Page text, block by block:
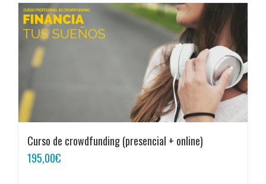
Curso de crowdfunding (presencial + online)
195,00€